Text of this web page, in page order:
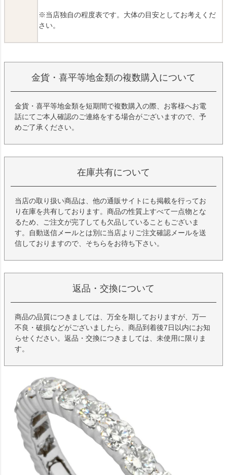
※当店独自の程度表です。大体の目安としてお考えくだ
さい。
金貨・喜平等地金類の複数購入について
金貨・喜平等地金類を短期間で複数購入の際、お客様へお電
話にてご本人確認のご連絡をする場合がございますので、予
めご了承ください。
在庫共有について
当店の取り扱い商品は、他の通販サイトにも掲載を行ってお
り在庫を共有しております。商品の性質上すべて一点物とな
るため、ご注文が完了しても欠品していることもございま
す。自動送信メールとは別に当店よりご注文確認メールを送
信しておりますので、そちらをお待ち下さい。
返品・交換について
商品の品質につきましては、万全を期しておりますが、万一
不良・破損などがございましたら、商品到着後7日以内にお知
らせください。返品・交換につきましては、未使用に限りま
す。